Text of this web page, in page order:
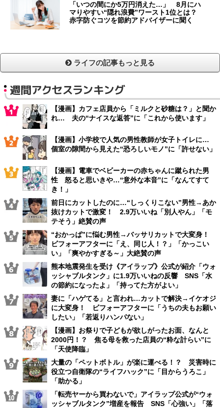
「いつの間にか5万円消えた…」 8月にハ
マりやすい“隠れ浪費”ワースト1位とは？
赤字防ぐコツを節約アドバイザーに聞く
ライフの記事もっと見る
週間アクセスランキング
【漫画】カフェ店員から「ミルクと砂糖は？」と聞か
れ… 夫の“ナイスな返答”に「これから使います」
【漫画】小学校で人気の男性教師が女子トイレに…
個室の隙間から見えた“恐ろしいモノ”に「許せない」
【漫画】電車でベビーカーの赤ちゃんに蹴られた男
性 怒ると思いきや…“意外な本音”に「なんてすて
き！」
前日にカットしたのに…“しっくりこない”男性→あか
抜けカットで激変！ 2.9万いいね「別人やん」「モ
テそう」絶賛の声
“おかっぱ”に悩む男性→バッサリカットで大変身！
ビフォーアフターに「え、同じ人！？」「かっこい
い」「爽やかすぎる～」大絶賛の声
熊本地震発生を受け《アイラップ》公式が紹介「ウォ
ッシャブルタンク」に1.9万いいねの反響 SNS「水
の節約になったよ」「持ってた方がよい」
妻に「ハゲてる」と言われ…カットで解決→イケオジ
に大変身！ ビフォーアフターに「うちの夫もお願い
したい」「若返りハンパない」
【漫画】お祭りで子どもが欲しがったお面、なんと
2000円！？ 焦る母を救った店員の“粋な計らい”に
「天使降臨」
大量の「ペットボトル」が楽に運べる！？ 災害時に
役立つ自衛隊の“ライフハック”に「目からうろこ」
「助かる」
「転売ヤーから買わないで」アイラップ公式が“ウォ
ッシャブルタンク”増産を報告 SNS「心強い」「落